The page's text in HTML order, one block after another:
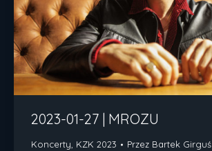
2023-01-27 | MROZU
Koncerty KZK 2023 Przez Bartek Girguś